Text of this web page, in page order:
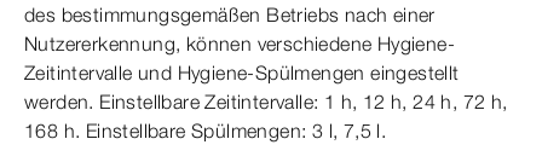
des bestimmungsgemäßen Betriebs nach einer
Nutzererkennung, können verschiedene Hygiene-​
Zeitintervalle und Hygiene-​Spülmengen eingestellt
werden. Einstellbare Zeitintervalle: 1 h, 12 h, 24 h, 72 h,
168 h. Einstellbare Spülmengen: 3 l, 7,5 l.